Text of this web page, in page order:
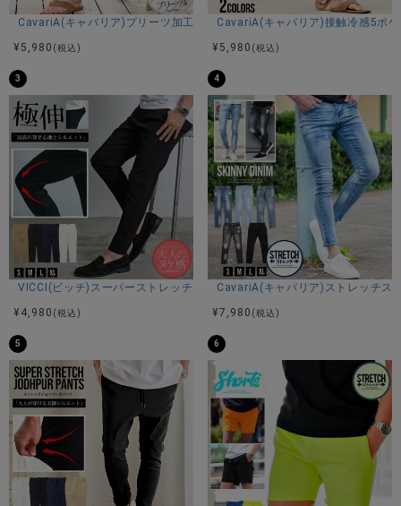
商品説明
BITTER STORE(ビターストア)にCavariA【キャバリア】スト
裾にかけてのテーパードシルエットがスタイリングをシャー
プに演出するストレッチパンツ。
シンプルにまとまったデザインで、上品な雰囲気も兼ね備え
ています。
ポリウレタン混合率10%のストレッチ性の高いツイル素材を
使用。
シルエットはジョッパーズをモチーフにしつつ現代風にアレ
ンジした個性的で大人な印象、股上を深めに設定しサルエル
タッチな感覚をプラスしています。
ファッション性を高めたうえで着用シルエットをシャープに
魅せる印象にブラッシュアップさせた美脚シルエットです。
シンプルにオーバーサイズのTシャツなどと合わせるだけでも
今っぽい雰囲気に。
合わせるのもお勧めです。
穿きやすいシンプルなデザインで、長く愛用できるサステナ
ブルなアイテムです。
※ジョッパーズとは元々乗馬の際の動きやすさを追求したシル
エットです、ひざ位置まではゆったりと分量があり、膝下か
ら足首まではぴったりとしたパンツ。
※モデル画像は照明などの影響により実際の商品と異なる場合
がございます。
CavariA(キャバリア)プリーツ加工イージーロングパンツ/全5色
¥ 5,980 (税込)
CavariA(キャバリア)接触冷感5ポ
¥ 5,980 (税込)
3
VICCI(ビッチ)スーパーストレッチスリムテーパードアンクルパンツ/全4色
¥ 4,980 (税込)
4
CavariA(キャバリア)ストレッチス
¥7,980 (税込)
5 6